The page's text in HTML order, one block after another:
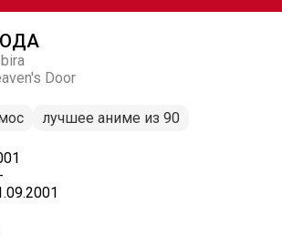
Door
лучшее аниме из 90